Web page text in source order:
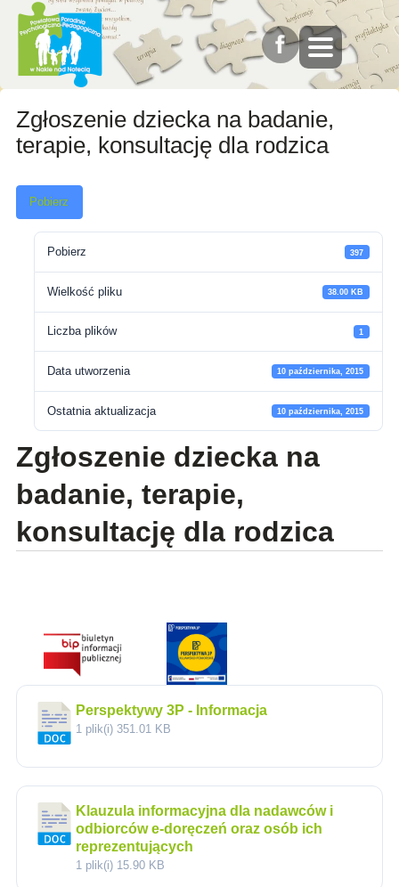
Zgłoszenie dziecka na badanie,
terapie, konsultację dla rodzica
Pobierz
Pobierz 397
Wielkość pliku 38.00 KB
Liczba plików 1
Data utworzenia 10 października, 2015
Ostatnia aktualizacja 10 października, 2015
Zgłoszenie dziecka na
badanie, terapie,
konsultację dla rodzica
Perspektywy 3P - Informacja
1 plik(i) 351.01 KB
Klauzula informacyjna dla nadawców i
odbiorców e-doręczeń oraz osób ich
reprezentujących
1 plik(i) 15.90 KB